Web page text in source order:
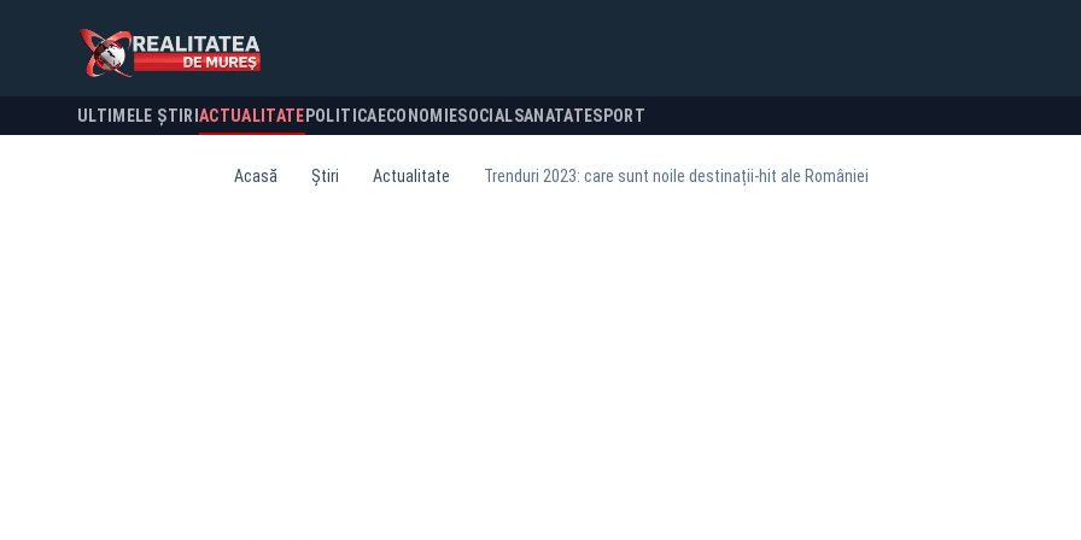
ULTIMELE ȘTIRI ACTUALITATE POLITICA ECONOMIESOCIALSANATATESPORT
Acasă Știri Actualitate Trenduri 2023: care sunt noile destinații-hit ale României